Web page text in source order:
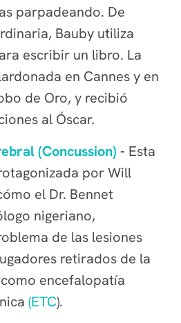
parpadeando. De
Bauby utiliza
escribir un libro. La
en Cannes y en
de Oro, y recibió
al Óscar.
(Concussion) - Esta
por Will
el Dr. Bennet
nigeriano,
de las lesiones
retirados de la
encefalopatía
(ETC).